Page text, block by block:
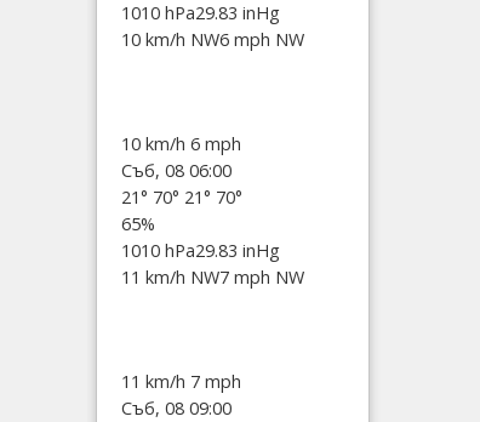
1010 hPa29.83 inHg
10 km/h NW6 mph NW
10 km/h 6 mph
Съб, 08 06:00
21° 70° 21° 70°
65%
1010 hPa29.83 inHg
11 km/h NW7 mph NW
11 km/h 7 mph
Съб, 08 09:00